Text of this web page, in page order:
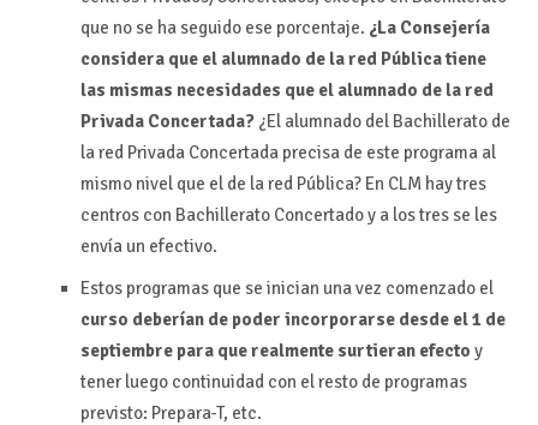
que no se ha seguido ese porcentaje. ¿La Consejería
considera que el alumnado de la red Pública tiene
las mismas necesidades que el alumnado de la red
Privada Concertada?¿El alumnado del Bachillerato de
la red Privada Concertada precisa de este programa al
mismo nivel que el de la red Pública? En CLM hay tres
centros con Bachillerato Concertado y a los tres se les
envía un efectivo.
Estos programas que se inician una vez comenzado el
curso deberían de poder incorporarse desde el 1 de
septiembre para que realmente surtieran efecto y
tener luego continuidad con el resto de programas
previsto: Prepara-T, etc.